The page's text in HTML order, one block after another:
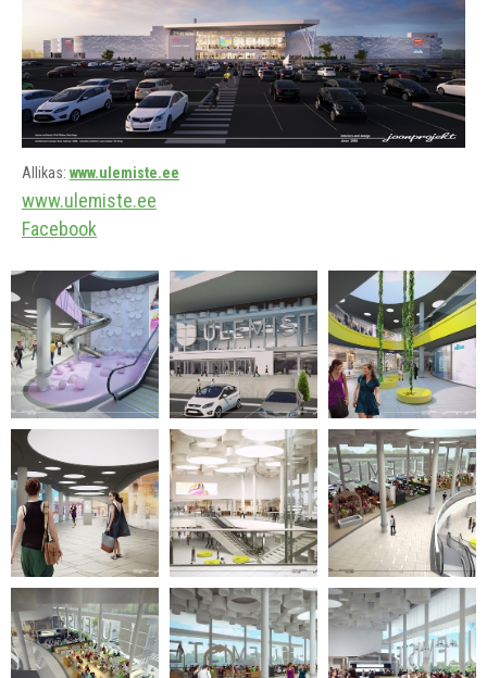
Allikas: www.ulemiste.ee
www.ulemiste.ee
Facebook